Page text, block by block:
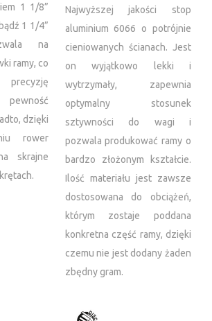
1 1/8”
1 1/4”
na
ramy, co
dzięki
rower
skrajne
Najwyższej jakości stop
aluminium 6066 o potrójnie
cieniowanych ścianach. Jest
on wyjątkowo lekki i
wytrzymały, zapewnia
optymalny stosunek
sztywności do wagi i
pozwala produkować ramy o
bardzo złożonym kształcie.
Ilość materiału jest zawsze
dostosowana do obciążeń,
którym zostaje poddana
konkretna część ramy, dzięki
czemu nie jest dodany żaden
zbędny gram.